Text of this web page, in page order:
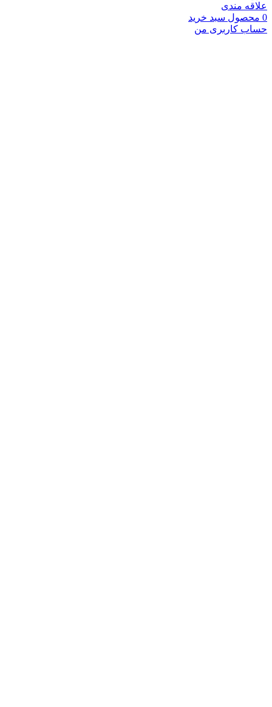
علاقه مندی
0 محصول سبد خرید
حساب کاربری من